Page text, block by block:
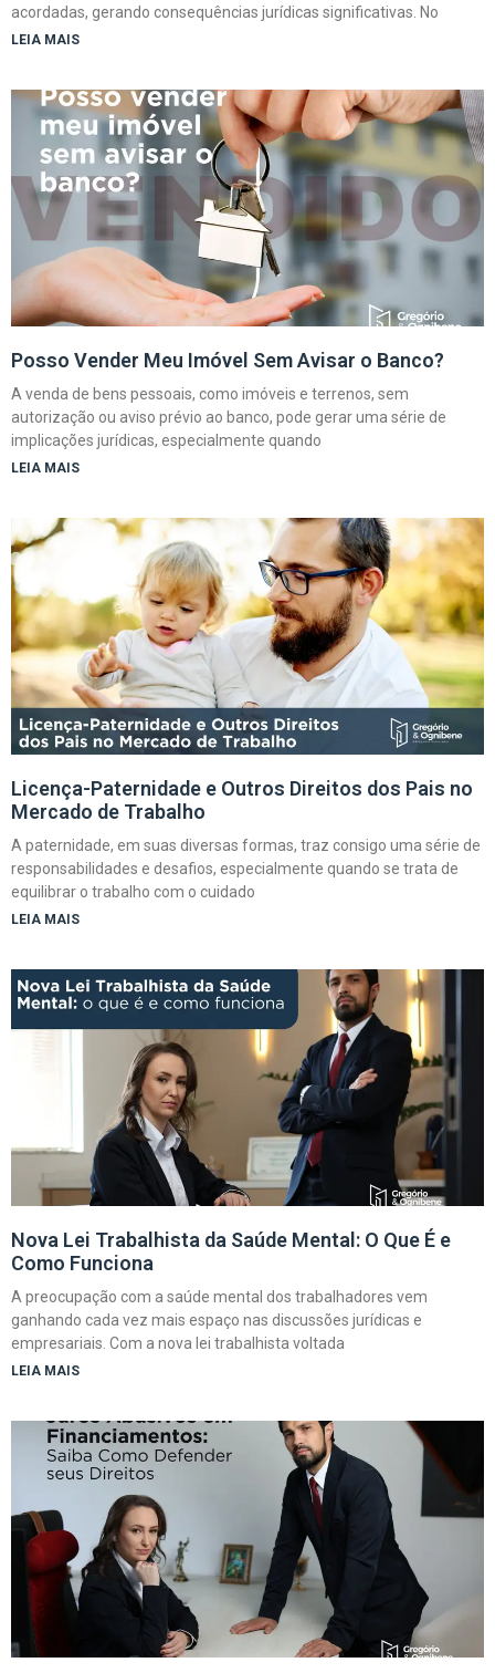
acordadas, gerando consequências jurídicas significativas. No
LEIA MAIS
Posso Vender Meu Imóvel Sem Avisar o Banco?
A venda de bens pessoais, como imóveis e terrenos, sem
autorização ou aviso prévio ao banco, pode gerar uma série de
implicações jurídicas, especialmente quando
LEIA MAIS
Licença-Paternidade e Outros Direitos dos Pais no
Mercado de Trabalho
A paternidade, em suas diversas formas, traz consigo uma série de
responsabilidades e desafios, especialmente quando se trata de
equilibrar o trabalho com o cuidado
LEIA MAIS
Nova Lei Trabalhista da Saúde Mental: O Que É e
Como Funciona
A preocupação com a saúde mental dos trabalhadores vem
ganhando cada vez mais espaço nas discussões jurídicas e
empresariais. Com a nova lei trabalhista voltada
LEIA MAIS